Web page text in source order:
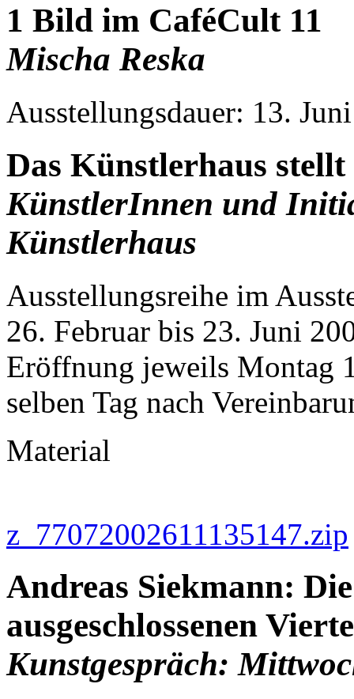
1 Bild im CaféCult 11
Mischa Reska
Ausstellungsdauer: 13.
Das Künstlerhaus
KünstlerInnen und
Künstlerhaus
Ausstellungsreihe im
26. Februar bis 23. Juni
Eröffnung jeweils Montag
selben Tag nach
Material
z_77072002611135147.zip
Andreas Siekmann:
ausgeschlossenen
Kunstgespräch: